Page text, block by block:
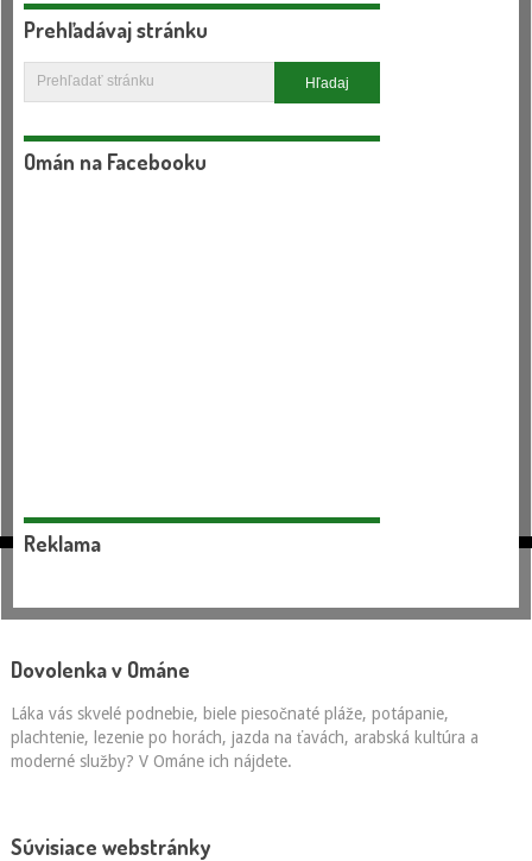
Prehľadávaj stránku
Omán na Facebooku
Reklama
Dovolenka v Ománe
Láka vás skvelé podnebie, biele piesočnaté pláže, potápanie,
plachtenie, lezenie po horách, jazda na ťavách, arabská kultúra a
moderné služby? V Ománe ich nájdete.
Súvisiace webstránky